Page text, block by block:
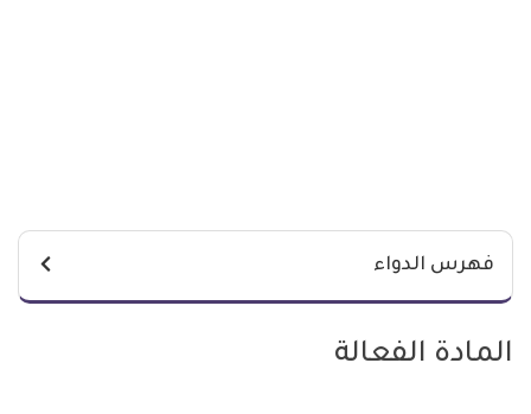
فهرس الدواء
المادة الفعالة